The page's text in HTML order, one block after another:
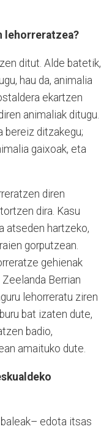
lehorreratzea?
ditut. Alde batetik,
hau da, animalia
ekartzen
animaliak ditugu.
bereiz ditzakegu;
gaixoak, eta
diren
dira. Kasu
atseden hartzeko,
gorputzean.
gehienak
Berrian
lehorreratu ziren
bat izaten dute,
badio,
amaituko dute.
edota itsas